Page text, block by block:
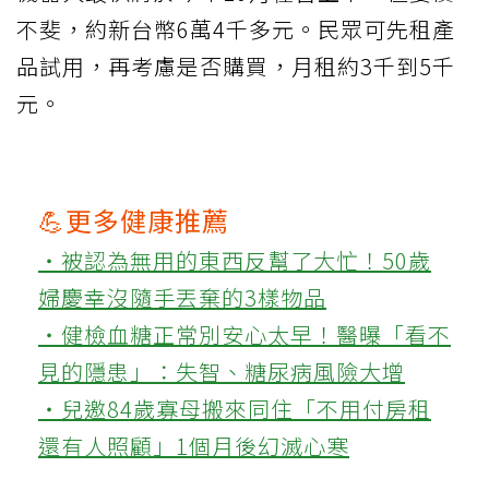
不斐，約新台幣6萬4千多元。民眾可先租產
品試用，再考慮是否購買，月租約3千到5千
元。
💪更多健康推薦
‧被認為無用的東西反幫了大忙！50歲
婦慶幸沒隨手丟棄的3樣物品
‧健檢血糖正常別安心太早！醫曝「看不
見的隱患」：失智、糖尿病風險大增
‧兒邀84歲寡母搬來同住「不用付房租
還有人照顧」1個月後幻滅心寒